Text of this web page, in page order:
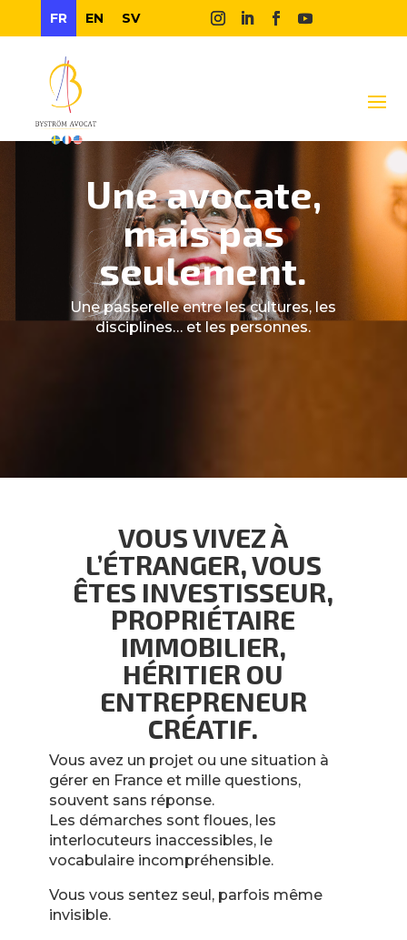
FR EN SV
Une avocate,
mais pas
seulement.
Une passerelle entre les cultures, les
disciplines… et les personnes.
VOUS VIVEZ À
L’ÉTRANGER, VOUS
ÊTES INVESTISSEUR,
PROPRIÉTAIRE
IMMOBILIER,
HÉRITIER OU
ENTREPRENEUR
CRÉATIF.
Vous avez un projet ou une situation à
gérer en France et mille questions,
souvent sans réponse.
Les démarches sont floues, les
interlocuteurs inaccessibles, le
vocabulaire incompréhensible.
Vous vous sentez seul, parfois même
invisible.